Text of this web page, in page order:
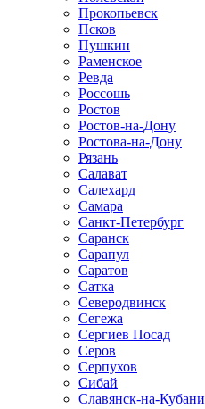
Прокопьевск
Псков
Пушкин
Раменское
Ревда
Россошь
Ростов
Ростов-на-Дону
Ростова-на-Дону
Рязань
Салават
Салехард
Самара
Санкт-Петербург
Саранск
Сарапул
Саратов
Сатка
Северодвинск
Сегежа
Сергиев Посад
Серов
Серпухов
Сибай
Славянск-на-Кубани